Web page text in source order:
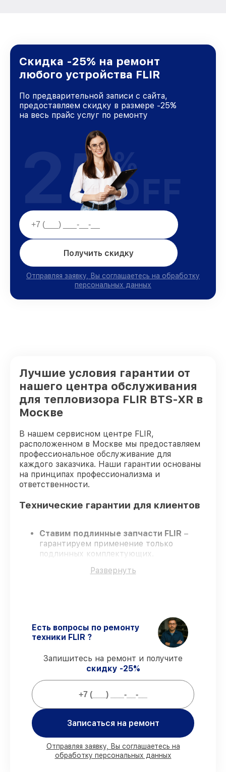
Скидка -25% на ремонт
любого устройства FLIR
По предварительной записи с сайта,
предоставляем скидку в размере -25%
на весь прайс услуг по ремонту
Получить скидку
Отправляя заявку, Вы соглашаетесь на обработку
персональных данных
25%
OFF
Лучшие условия гарантии от
нашего центра обслуживания
для тепловизора FLIR BTS-XR в
Москве
В нашем сервисном центре FLIR,
расположенном в Москве мы предоставляем
профессиональное обслуживание для
каждого заказчика. Наши гарантии основаны
на принципах профессионализма и
ответственности.
Технические гарантии для клиентов
Ставим подлинные запчасти FLIR –
гарантируем применение только
подлинных комплектующих.
проходят жёсткий контроль знаний и
задержек.
Гарантийное сопровождение– все
ремонтные услуги и комплектующие
защищены гарантийной поддержкой до
Мы гарантируем:
работ проводим с возможностью
90%запчастей FLIR имеются на складе в
Москве, остальные поступают
Развернуть
Есть вопросы по ремонту
техники FLIR ?
Запишитесь на ремонт и получите
скидку -25%
Записаться на ремонт
Отправляя заявку, Вы соглашаетесь на
обработку персональных данных